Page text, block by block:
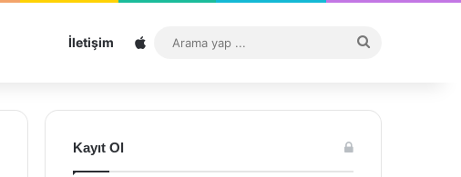
İletişim Sitemap
...
Kayıt Ol